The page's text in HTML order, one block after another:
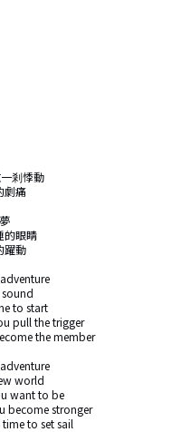
剎悸動
劇痛
的眼睛
躍動
to start
pull the trigger
the member
world
want to be
become stronger
to set sail